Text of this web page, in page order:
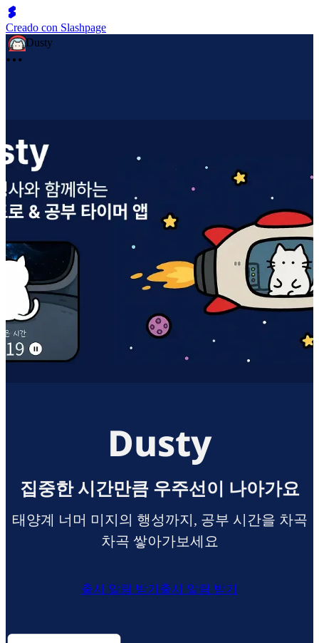
Creado con Slashpage
Dusty
Dusty
집중한 시간만큼 우주선이 나아가요
태양계 너머 미지의 행성까지, 공부 시간을 차곡
차곡 쌓아가보세요
출시 알림 받기 출시 알림 받기